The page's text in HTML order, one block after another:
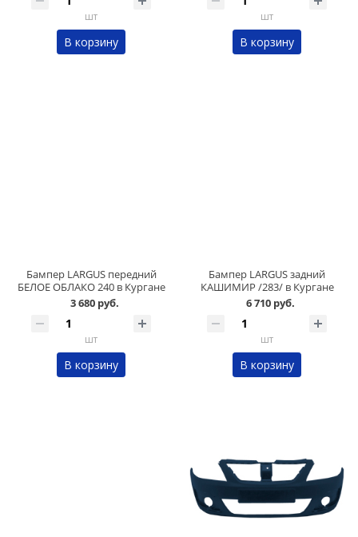
шт
В корзину
шт
В корзину
Бампер LARGUS передний
БЕЛОЕ ОБЛАКО 240 в Кургане
3 680 руб.
шт
В корзину
Бампер LARGUS задний
КАШИМИР /283/ в Кургане
6 710 руб.
шт
В корзину